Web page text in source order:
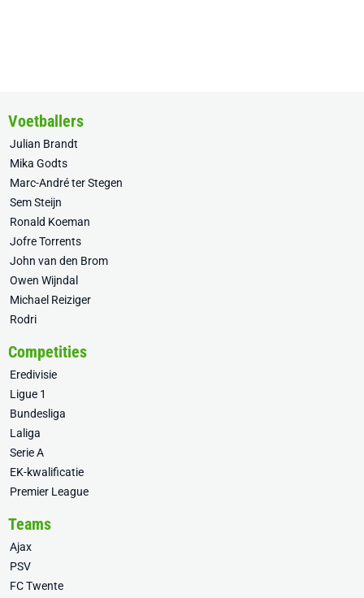
Voetballers
Julian Brandt
Mika Godts
Marc-André ter Stegen
Sem Steijn
Ronald Koeman
Jofre Torrents
John van den Brom
Owen Wijndal
Michael Reiziger
Rodri
Competities
Eredivisie
Ligue 1
Bundesliga
Laliga
Serie A
EK-kwalificatie
Premier League
Teams
Ajax
PSV
FC Twente